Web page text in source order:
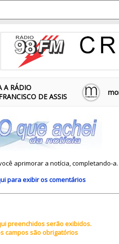
A RÁDIO
DE ASSIS
aprimorar a notícia, completando-a.
para exibir os comentários
preenchidos serão exibidos.
campos são obrigatórios